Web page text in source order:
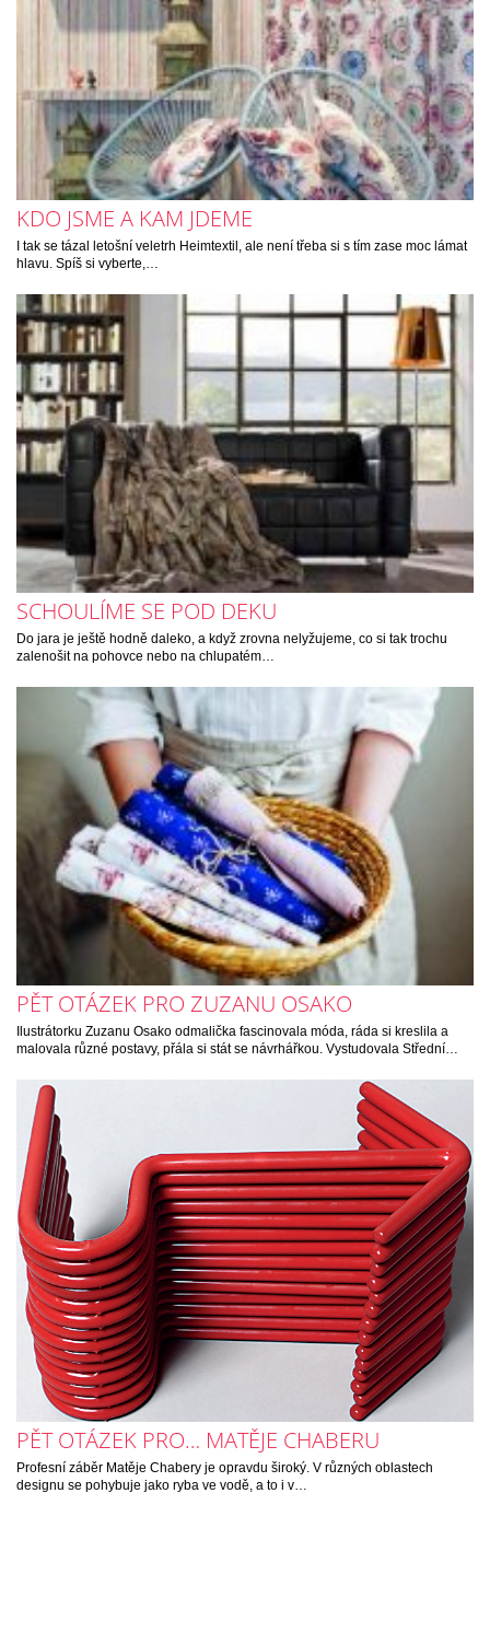
KDO JSME A KAM JDEME
I tak se tázal letošní veletrh Heimtextil, ale není třeba si s tím zase moc lámat
hlavu. Spíš si vyberte,…
SCHOULÍME SE POD DEKU
Do jara je ještě hodně daleko, a když zrovna nelyžujeme, co si tak trochu
zalenošit na pohovce nebo na chlupatém…
PĚT OTÁZEK PRO ZUZANU OSAKO
Ilustrátorku Zuzanu Osako odmalička fascinovala móda, ráda si kreslila a
malovala různé postavy, přála si stát se návrhářkou. Vystudovala Střední…
PĚT OTÁZEK PRO… MATĚJE CHABERU
Profesní záběr Matěje Chabery je opravdu široký. V různých oblastech
designu se pohybuje jako ryba ve vodě, a to i v…